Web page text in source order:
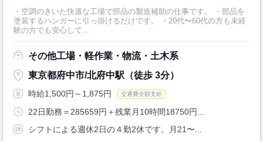
・空調のきいた快適な工場で部品の製造補助の仕事です。 ・部品を
塗装するハンガーに引っ掛けるだけです。 ・20代〜60代の方も未経
験の方でも安心して...
その他工場・軽作業・物流・土木系
東京都府中市/北府中駅（徒歩 3分）
時給1,500円～1,875円 交通費全額支給
22日勤務＝285659円＋残業月10時間18750円...
シフトによる週休2日の４勤2休です。月21〜...